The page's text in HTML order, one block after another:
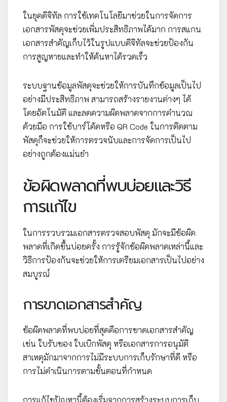
ในยุคดิจิทัล การใช้เทคโนโลยีมาช่วยในการจัดการ
เอกสารพัสดุจะช่วยเพิ่มประสิทธิภาพได้มาก การสแกน
เอกสารสำคัญเก็บไว้ในรูปแบบดิจิทัลจะช่วยป้องกัน
การสูญหายและทำให้ค้นหาได้รวดเร็ว
ระบบฐานข้อมูลพัสดุจะช่วยให้การบันทึกข้อมูลเป็นไป
อย่างมีประสิทธิภาพ สามารถสร้างรายงานต่างๆ ได้
โดยอัตโนมัติ และลดความผิดพลาดจากการคำนวณ
ด้วยมือ การใช้บาร์โค้ดหรือ QR Code ในการติดตาม
พัสดุก็จะช่วยให้การตรวจนับและการจัดการเป็นไป
อย่างถูกต้องแม่นยำ
ข้อผิดพลาดที่พบบ่อยและวิธี
การแก้ไข
ในการรวบรวมเอกสารตรวจสอบพัสดุ มักจะมีข้อผิด
พลาดที่เกิดขึ้นบ่อยครั้ง การรู้จักข้อผิดพลาดเหล่านี้และ
วิธีการป้องกันจะช่วยให้การเตรียมเอกสารเป็นไปอย่าง
สมบูรณ์
การขาดเอกสารสำคัญ
ข้อผิดพลาดที่พบบ่อยที่สุดคือการขาดเอกสารสำคัญ
เช่น ใบรับของ ใบเบิกพัสดุ หรือเอกสารการอนุมัติ
สาเหตุมักมาจากการไม่มีระบบการเก็บรักษาที่ดี หรือ
การไม่ดำเนินการตามขั้นตอนที่กำหนด